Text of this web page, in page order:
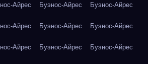
Айрес Буэнос-Айрес Буэнос-Айрес
Айрес Буэнос-Айрес Буэнос-Айрес
Айрес Буэнос-Айрес Буэнос-Айрес